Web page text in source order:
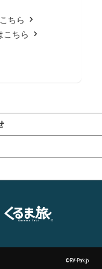
ちら
こちら
©RV-Park.jp